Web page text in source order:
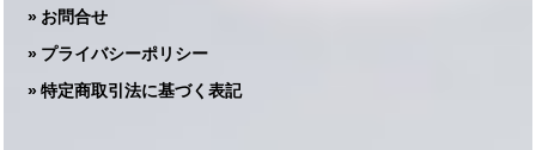
お問合せ
プライバシーポリシー
特定商取引法に基づく表記